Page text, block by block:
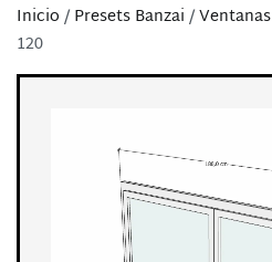
Inicio/Presets Banzai/Ventanas
120